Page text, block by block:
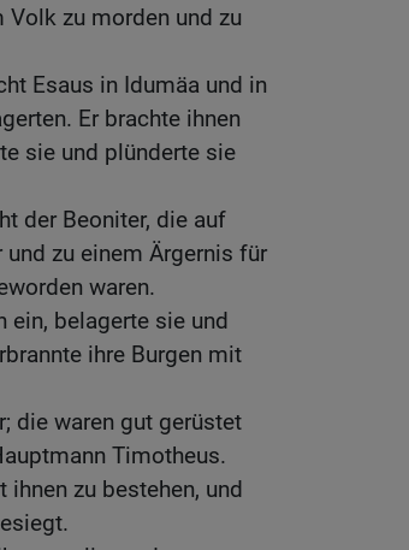
Volk zu morden und zu
Esaus in Idumäa und in
Er brachte ihnen
sie und plünderte sie
der Beoniter, die auf
und zu einem Ärgernis für
waren.
ein, belagerte sie und
ihre Burgen mit
die waren gut gerüstet
Timotheus.
zu bestehen, und